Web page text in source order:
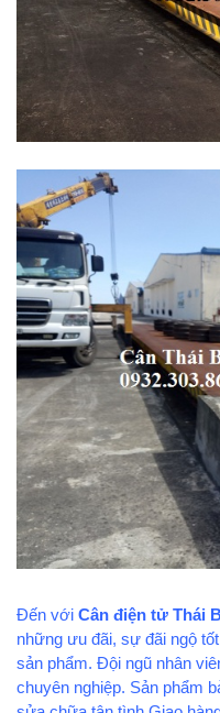
Đến với Cân điện tử Thái
những ưu đãi, sự đãi ngộ
sản phẩm. Đội ngũ nhân
chuyên nghiệp. Sản phẩm